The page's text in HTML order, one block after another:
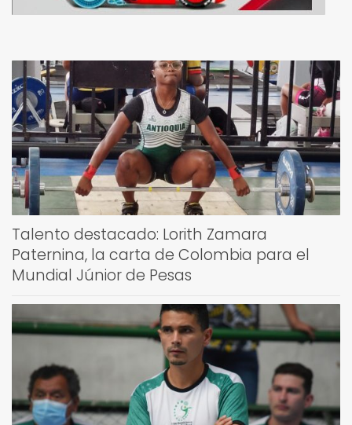
Talento destacado: Lorith Zamara
Paternina, la carta de Colombia para el
Mundial Júnior de Pesas